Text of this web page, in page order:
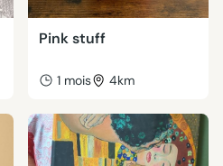
Pink stuff
1 mois 4km